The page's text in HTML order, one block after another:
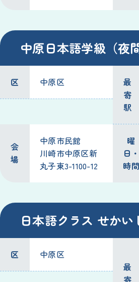
中原日本語学級（夜
区 中原区
最
寄
駅
会
場
中原市民館
川崎市中原区新
丸子東3-1100-12
曜
日・
時間
日本語クラス せかい
区
中原区
最
寄